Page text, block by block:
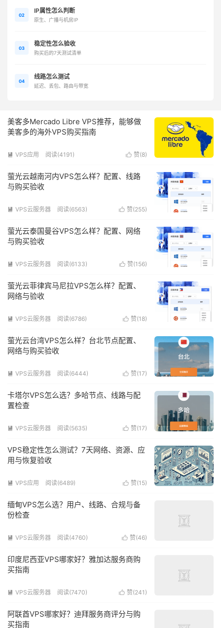
02
IP属性怎么判断
原生、广播与机房IP
03
稳定性怎么验收
购买后的7天测试清单
04
线路怎么测试
延迟、丢包、路由与带宽
美客多Mercado Libre VPS推荐，能够做
美客多的海外VPS购买指南
 赞(8)
 VPS应用 阅读(4191)
萤光云越南河内VPS怎么样？配置、线路
与购买验收
 赞(255)
 VPS云服务器 阅读(6563)
萤光云泰国曼谷VPS怎么样？配置、网络
与购买验收
 赞(156)
 VPS云服务器 阅读(6133)
萤光云菲律宾马尼拉VPS怎么样？配置、
网络与验收
 赞(18)
 VPS云服务器 阅读(6786)
萤光云台湾VPS怎么样？台北节点配置、
网络与购买验收
 赞(17)
 VPS云服务器 阅读(6444)
卡塔尔VPS怎么选？多哈节点、线路与配
置检查
 赞(17)
 VPS云服务器 阅读(5635)
VPS稳定性怎么测试？7天网络、资源、应
用与恢复验收
 赞(15)
 VPS应用 阅读(6489)
缅甸VPS怎么选？用户、线路、合规与备
份检查
 赞(46)
 VPS云服务器 阅读(4760)
印度尼西亚VPS哪家好？雅加达服务商购
买指南
 赞(241 )
 VPS云服务器 阅读(7470)
阿联酋VPS哪家好？迪拜服务商评分与购
买指南